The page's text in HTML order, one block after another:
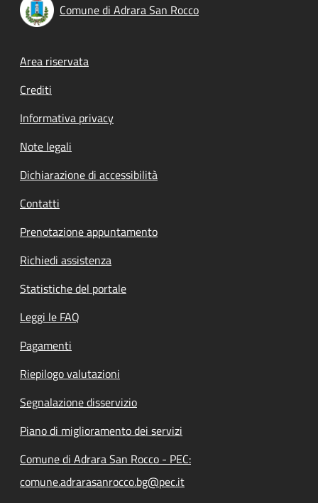
Comune di Adrara San Rocco
Footer menu
Area riservata
Crediti
Informativa privacy
Note legali
Dichiarazione di accessibilità
Contatti
Prenotazione appuntamento
Richiedi assistenza
Statistiche del portale
Leggi le FAQ
Pagamenti
Riepilogo valutazioni
Segnalazione disservizio
Piano di miglioramento dei servizi
Comune di Adrara San Rocco - PEC:
comune.adrarasanrocco.bg@pec.it